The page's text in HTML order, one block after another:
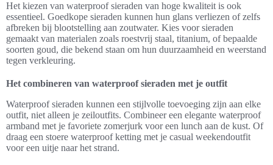
Het kiezen van waterproof sieraden van hoge kwaliteit is ook
essentieel. Goedkope sieraden kunnen hun glans verliezen of zelfs
afbreken bij blootstelling aan zoutwater. Kies voor sieraden
gemaakt van materialen zoals roestvrij staal, titanium, of bepaalde
soorten goud, die bekend staan om hun duurzaamheid en weerstand
tegen verkleuring.
Het combineren van waterproof sieraden met je outfit
Waterproof sieraden kunnen een stijlvolle toevoeging zijn aan elke
outfit, niet alleen je zeiloutfits. Combineer een elegante waterproof
armband met je favoriete zomerjurk voor een lunch aan de kust. Of
draag een stoere waterproof ketting met je casual weekendoutfit
voor een uitje naar het strand.